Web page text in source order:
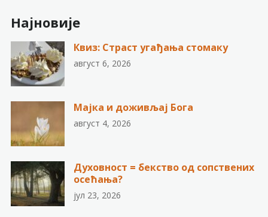
Најновије
Квиз: Страст угађања стомаку
август 6, 2026
Мајка и доживљај Бога
август 4, 2026
Духовност = бекство од сопствених
осећања?
јул 23, 2026